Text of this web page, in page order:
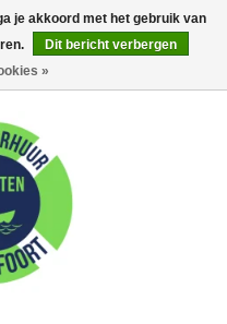
0 Artikelen - €0,00
je akkoord met het gebruik van
Dit bericht verbergen
»